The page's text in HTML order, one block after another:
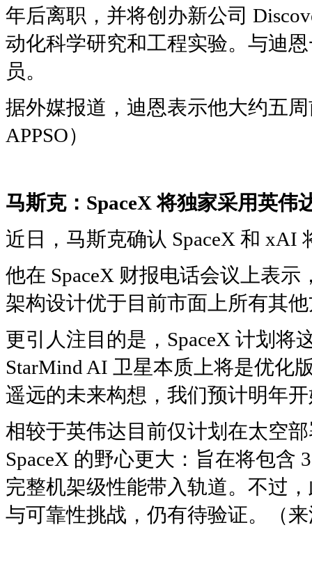
年后离职，并将创办新公司
动化科学研究和工程实验。与迪
员。
据外媒报道，迪恩表示他大约五
APPSO）
马斯克：SpaceX 将独家采用英伟
近日，马斯克确认 SpaceX 和 xAI
他在 SpaceX 财报电话会议上表
架构设计优于目前市面上所有其
更引人注目的是，SpaceX 计划将
StarMind AI 卫星本质上将是优化
遥远的未来构想，我们预计明年
相较于英伟达目前仅计划在太空
SpaceX 的野心更大：旨在将包含
完整机架级性能带入轨道。不过
与可靠性挑战，仍有待验证。（